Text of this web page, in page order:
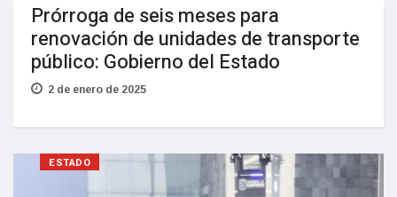
Prórroga de seis meses para
renovación de unidades de transporte
público: Gobierno del Estado
2 de enero de 2025
ESTADO